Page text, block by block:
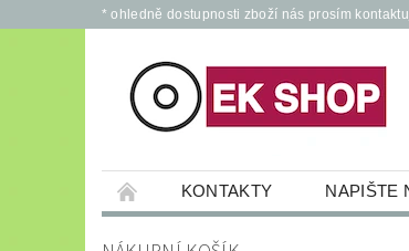
* ohledně dostupnosti zboží nás prosím
KONTAKTY NAPIŠTE
PŘÍSLUŠENSTVÍ PRO